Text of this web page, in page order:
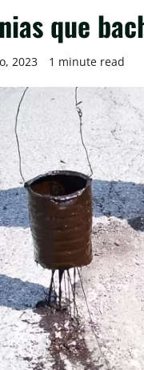
que
2023 1 minute read